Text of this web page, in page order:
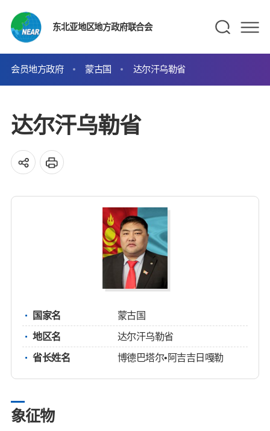
东北亚地区地方政府联合会
会员地方政府 蒙古国 达尔汗乌勒省
达尔汗乌勒省
国家名
蒙古国
地区名
达尔汗乌勒省
省长姓名
博德巴塔尔•阿吉吉日嘎勒
象征物